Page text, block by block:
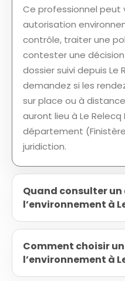
Ce professionnel peut
autorisation
contrôle, traiter une
contester une
dossier suivi depuis Le
demandez si les
sur place ou à
auront lieu à Le Relecq
département
juridiction.
Quand consulter
l’environnement à
Comment choisir
l’environnement à